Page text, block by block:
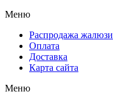
Меню
Распродажа жалюзи
Оплата
Доставка
Карта сайта
Меню